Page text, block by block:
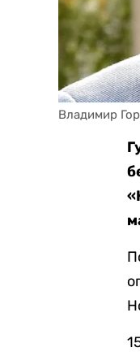
Владимир